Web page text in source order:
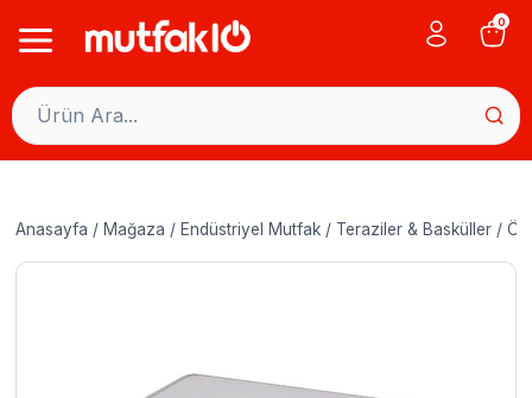
0
Anasayfa / Mağaza / Endüstriyel Mutfak / Teraziler & Basküller /